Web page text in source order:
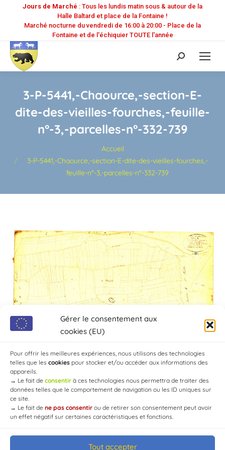
Gérer le consentement aux
cookies (EU)
Pour offrir les meilleures expériences, nous utilisons des technologies
telles que les cookies pour stocker et/ou accéder aux informations des
appareils.
→ Le fait de consentir à ces technologies nous permettra de traiter des
données telles que le comportement de navigation ou les ID uniques sur
ce site.
→ Le fait de ne pas consentir ou de retirer son consentement peut avoir
un effet négatif sur certaines caractéristiques et fonctions.
Tout accepter
Jours de Marché : Tous les lundis matin sous & autour de la
Halle Baltard et place de la Fontaine !
Marché nocturne du vendredi de 16:00 à 20:00 - Place de la
Fontaine et de l'échiquier TOUTE l'année
Recherche
:
3-P-5441,-Chaource,-section-E-
dite-des-vieilles-fourches,-feuille-
n°-3,-parcelles-n°-332-739
Accueil
3-P-5441,-Chaource,-section-E-dite-des-vieilles-fourches,-
feuille-n°-3,-parcelles-n°-332-739